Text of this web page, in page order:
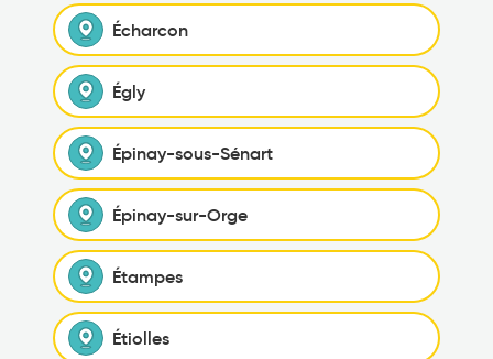
Écharcon
Égly
Épinay-sous-Sénart
Épinay-sur-Orge
Étampes
Étiolles